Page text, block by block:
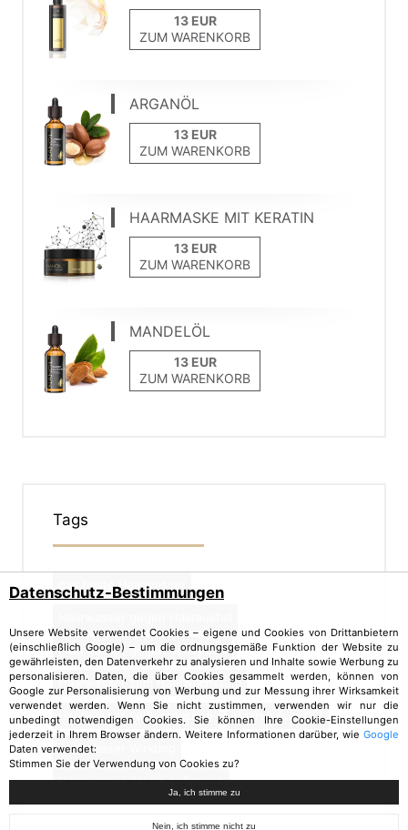
ZUM WARENKORB
ARGANÖL
ZUM WARENKORB
HAARMASKE MIT KERATIN
ZUM WARENKORB
MANDELÖL
ZUM WARENKORB
Tags
das beste Haarwasser
Haarwasser gegen Schuppen
Haarwasser zum Haarwachstum
Haarwasser selber machen Haarwasser DIY
Haarwasser Wirkung
Haarwasser richtig auftragen
Datenschutz-Bestimmungen
Unsere Website verwendet Cookies – eigene und Cookies von Drittanbietern
(einschließlich Google) – um die ordnungsgemäße Funktion der Website zu
gewährleisten, den Datenverkehr zu analysieren und Inhalte sowie Werbung zu
personalisieren. Daten, die über Cookies gesammelt werden, können von
Google zur Personalisierung von Werbung und zur Messung ihrer Wirksamkeit
verwendet werden. Wenn Sie nicht zustimmen, verwenden wir nur die
unbedingt notwendigen Cookies. Sie können Ihre Cookie-Einstellungen
jederzeit in Ihrem Browser ändern. Weitere Informationen darüber, wie Google
Daten verwendet:
Stimmen Sie der Verwendung von Cookies zu?
Ja, ich stimme zu
Nein, ich stimme nicht zu